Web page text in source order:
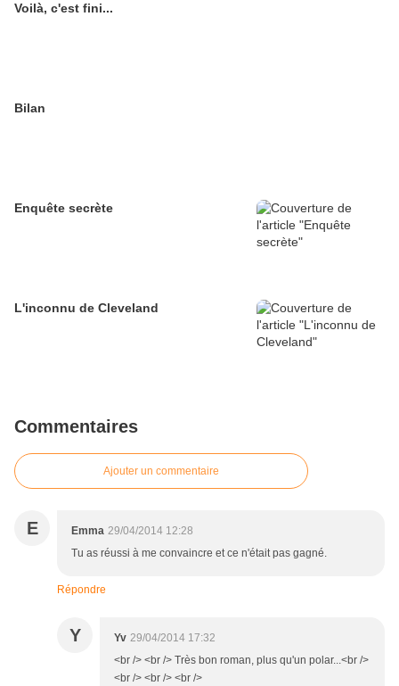
Voilà, c'est fini...
Bilan
Enquête secrète
L'inconnu de Cleveland
Commentaires
Ajouter un commentaire
E Emma 29/04/2014 12:28
Tu as réussi à me convaincre et ce n'était pas gagné.
Répondre
Y Yv 29/04/2014 17:32
<br /> <br /> Très bon roman, plus qu'un polar...<br />
<br /> <br /> <br />